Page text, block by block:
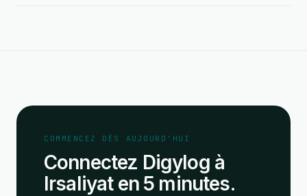
COMMENCEZ DÈS AUJOURD'HUI
Connectez Digylog à
Irsaliyat en 5 minutes.